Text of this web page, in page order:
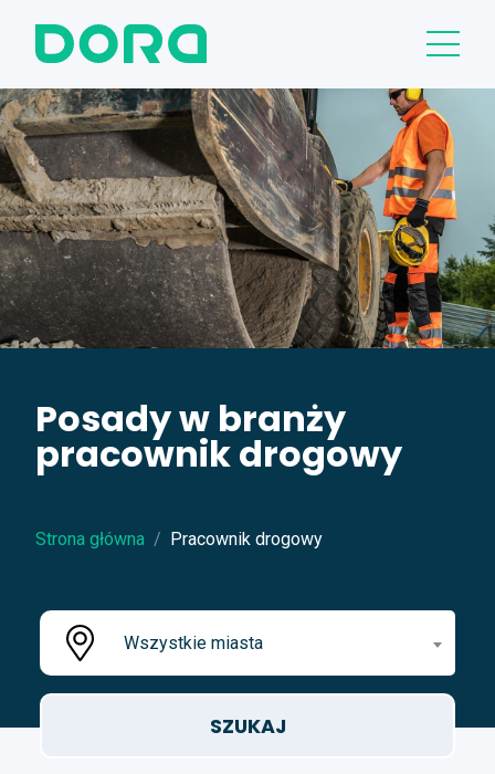
Posady w branży
pracownik drogowy
Strona główna Pracownik drogowy
Wszystkie miasta